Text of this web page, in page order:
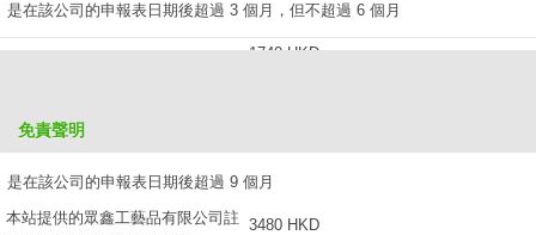
是在該公司的申報表日期後超過 3 個月，但不超過 6 個月
1740 HKD
是在該公司的申報表日期後超過 9 個月
3480 HKD
免責聲明
本站提供的眾鑫工藝品有限公司註